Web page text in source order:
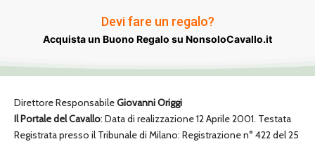
Devi fare un regalo?
Acquista un Buono Regalo su NonsoloCavallo.it
Direttore ResponsabileGiovanni Origgi
Il Portale del Cavallo: Data di realizzazione 12 Aprile 2001. Testata
Registrata presso il Tribunale di Milano: Registrazione n° 422 del 25